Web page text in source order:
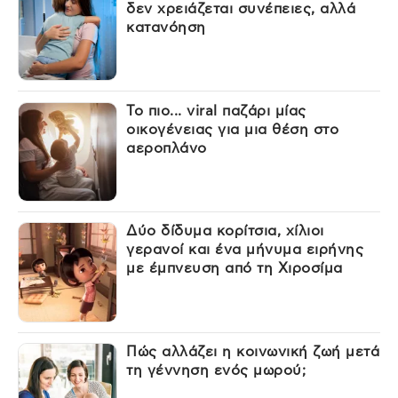
δεν χρειάζεται συνέπειες, αλλά
κατανόηση
Το πιο... viral παζάρι μίας
οικογένειας για μια θέση στο
αεροπλάνο
Δύο δίδυμα κορίτσια, χίλιοι
γερανοί και ένα μήνυμα ειρήνης
με έμπνευση από τη Χιροσίμα
Πώς αλλάζει η κοινωνική ζωή μετά
τη γέννηση ενός μωρού;